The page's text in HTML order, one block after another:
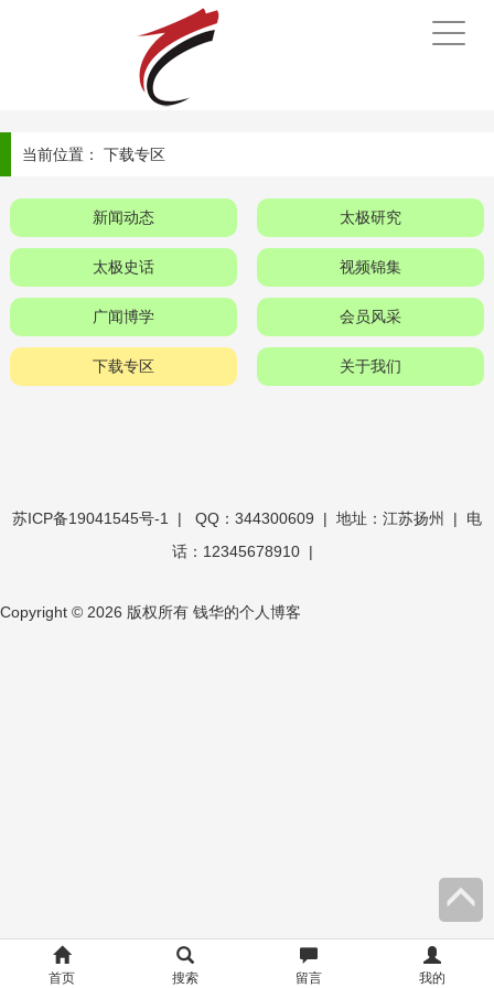
手
机
当前位置： 下载专区
新闻动态 太极研究
太极史话 视频锦集
广闻博学 会员风采
下载专区 关于我们
苏ICP备19041545号-1
| QQ：344300609 | 地址：江苏扬州 | 电
话：12345678910 |
Copyright © 2026 版权所有 钱华的个人博客
首页 搜索 留言 我的